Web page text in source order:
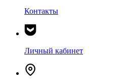
Контакты
Личный кабинет